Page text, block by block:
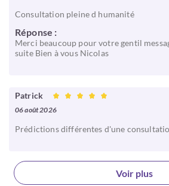
Consultation pleine d humanité
Réponse :
Merci beaucoup pour votre gentil
suite Bien à vous Nicolas
Patrick
06 août 2026
Prédictions différentes d'une
Voir plus